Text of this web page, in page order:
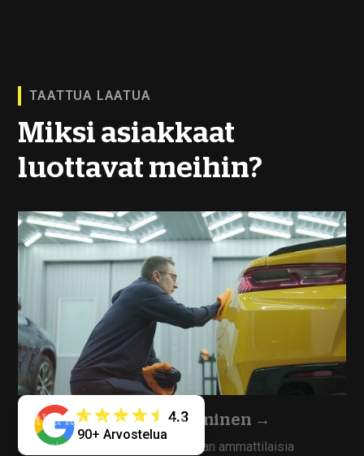
TAATTUA LAATUA
Miksi asiakkaat
luottavat meihin?
4.3
90+ Arvostelua
Pitkä kokemus ja osaaminen →
Työntekijämme ovat kokoneita alan ammattilaisia